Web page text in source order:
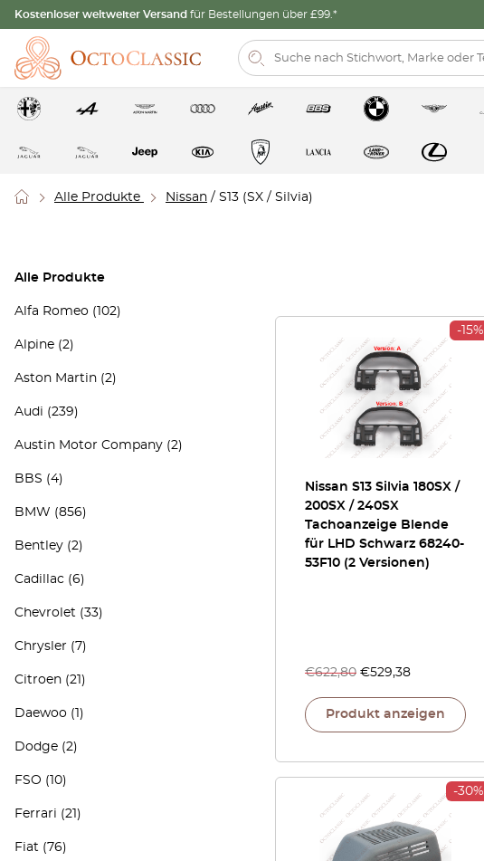
Kostenloser weltweiter Versand für Bestellungen über £99.*
Alle Produkte Nissan / S13 (SX / Silvia)
Alle Produkte
Alfa Romeo (102)
Alpine (2)
Aston Martin (2)
Audi (239)
Austin Motor Company (2)
BBS (4)
BMW (856)
Bentley (2)
Cadillac (6)
Chevrolet (33)
Chrysler (7)
Citroen (21)
Daewoo (1)
Dodge (2)
FSO (10)
Ferrari (21)
Fiat (76)
-15%
Nissan S13 Silvia 180SX /
200SX / 240SX
Tachoanzeige Blende
für LHD Schwarz 68240-
53F10 (2 Versionen)
€622,80 €529,38
Produkt anzeigen
-30%